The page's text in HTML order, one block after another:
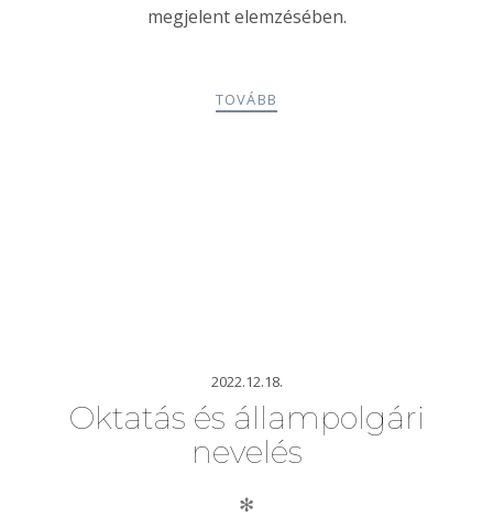
megjelent elemzésében.
TOVÁBB
2022.12.18.
Oktatás és állampolgári
nevelés
✻